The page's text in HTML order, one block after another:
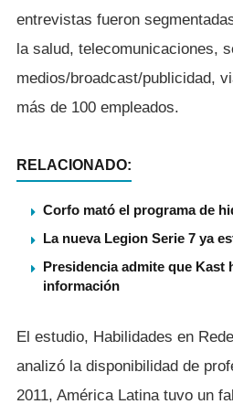
entrevistas fueron
la salud, telecomunicaciones,
medios/broadcast/publicidad,
más de 100 empleados.
RELACIONADO:
Corfo mató el programa de
La nueva Legion Serie 7 ya
Presidencia admite que
información
El estudio, Habilidades en
analizó la disponibilidad de
2011, América Latina tuvo un